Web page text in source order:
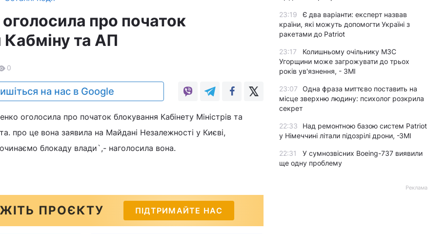
про початок
Кабміну та АП
0
на нас в Google
оголосила про початок блокування Кабінету Міністрів та
про це вона заявила на Майдані Незалежності у Києві,
блокаду влади`,- наголосила вона.
ПРОЄКТУ ПІДТРИМАЙТЕ НАС
23:19
Є два варіанти: експерт назвав
країни, які можуть допомогти Україні з
ракетами до Patriot
23:17
Колишньому очільнику МЗС
Угорщини може загрожувати до трьох
років ув'язнення, - ЗМІ
23:07
Одна фраза миттєво поставить на
місце зверхню людину: психолог розкрила
секрет
22:33
Над ремонтною базою систем Patriot
у Німеччині літали підозрілі дрони, -ЗМІ
22:31
У сумнозвісних Boeing-737 виявили
ще одну проблему
Реклама